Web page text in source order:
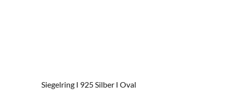
Siegelring I 925 Silber I Oval